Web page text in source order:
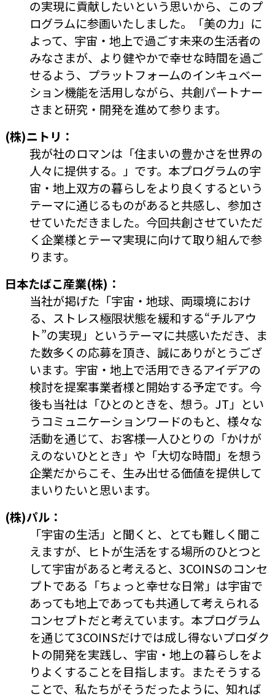
の実現に貢献したいという思いから、このプ
ログラムに参画いたしました。「美の力」に
よって、宇宙・地上で過ごす未来の生活者の
みなさまが、より健やかで幸せな時間を過ご
せるよう、プラットフォームのインキュベー
ション機能を活用しながら、共創パートナー
さまと研究・開発を進めて参ります。
(株)ニトリ：
我が社のロマンは「住まいの豊かさを世界の
人々に提供する。」です。本プログラムの宇
宙・地上双方の暮らしをより良くするという
テーマに通じるものがあると共感し、参加さ
せていただきました。今回共創させていただ
く企業様とテーマ実現に向けて取り組んで参
ります。
日本たばこ産業(株)：
当社が掲げた「宇宙・地球、両環境におけ
る、ストレス極限状態を緩和する“チルアウ
ト”の実現」というテーマに共感いただき、ま
た数多くの応募を頂き、誠にありがとうござ
います。宇宙・地上で活用できるアイデアの
検討を提案事業者様と開始する予定です。今
後も当社は「ひとのときを、想う。JT」とい
うコミュニケーションワードのもと、様々な
活動を通じて、お客様一人ひとりの「かけが
えのないひととき」や「大切な時間」を想う
企業だからこそ、生み出せる価値を提供して
まいりたいと思います。
(株)パル：
「宇宙の生活」と聞くと、とても難しく聞こ
えますが、ヒトが生活をする場所のひとつと
して宇宙があると考えると、3COINSのコンセ
プトである「ちょっと幸せな日常」は宇宙で
あっても地上であっても共通して考えられる
コンセプトだと考えています。本プログラム
を通じて3COINSだけでは成し得ないプロダク
トの開発を実践し、宇宙・地上の暮らしをよ
りよくすることを目指します。またそうする
ことで、私たちがそうだったように、知れば